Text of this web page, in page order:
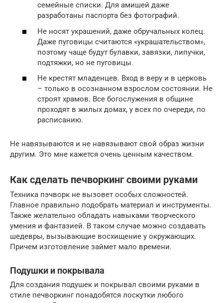
семейные списки. Для амишей даже
разработаны паспорта без фотографий.
Не носят украшений, даже обручальных колец.
Даже пуговицы считаются «украшательством»,
поэтому чаще будут булавки, завязки, липучки,
подтяжки, но не пуговицы.
Не крестят младенцев. Вход в веру и в церковь
– только в осознанном взрослом состоянии. Не
строят храмов. Все богослужения в общине
проходят в жилых домах, у всех по очереди, по
расписанию.
Не навязываются и не навязывают свой образ жизни
другим. Это мне кажется очень ценным качеством.
Как сделать печворкинг своими руками
Техника пэчворк не вызовет особых сложностей.
Главное правильно подобрать материал и инструменты.
Также желательно обладать навыками творческого
умения и фантазией. В таком случае можно создавать
шедевры, вызывающие восхищение у окружающих.
Причем изготовление займет мало времени.
Подушки и покрывала
Для создания подушек и покрывал своими руками в
стиле печворкинг понадобятся лоскутки любого